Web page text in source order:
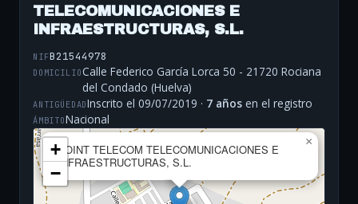
TELECOMUNICACIONES E
INFRAESTRUCTURAS, S.L.
NIFB21544978
DOMICILIOCalle Federico García Lorca 50 - 21720 Rociana
del Condado (Huelva)
ANTIGÜEDADInscrito el 09/07/2019 · 7 años en el registro
ÁMBITONacional
POINT TELECOM TELECOMUNICACIONES E
INFRAESTRUCTURAS, S.L.
×
+
−